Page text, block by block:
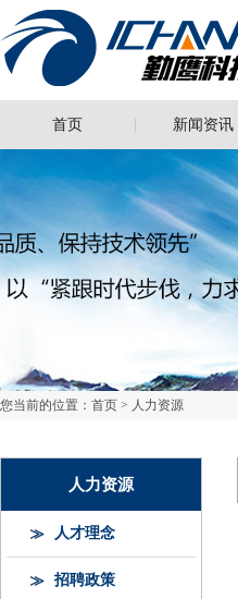
首页 新闻资讯
您当前的位置： 首页 > 人力资源
人力资源
人才理念
招聘政策